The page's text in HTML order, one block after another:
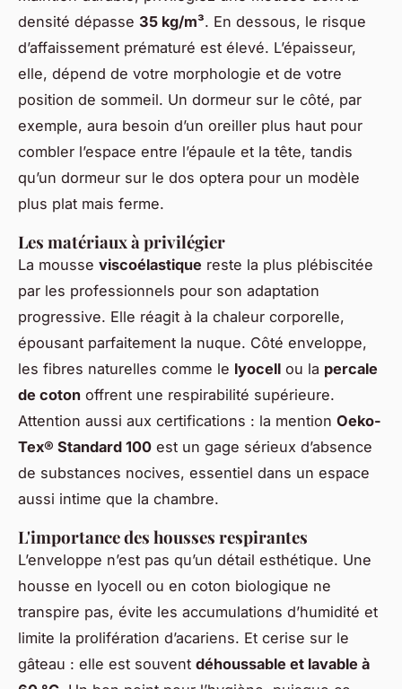
densité dépasse 35 kg/m³. En dessous, le risque
d’affaissement prématuré est élevé. L’épaisseur,
elle, dépend de votre morphologie et de votre
position de sommeil. Un dormeur sur le côté, par
exemple, aura besoin d’un oreiller plus haut pour
combler l’espace entre l’épaule et la tête, tandis
qu’un dormeur sur le dos optera pour un modèle
plus plat mais ferme.
Les matériaux à privilégier
La mousse viscoélastique reste la plus plébiscitée
par les professionnels pour son adaptation
progressive. Elle réagit à la chaleur corporelle,
épousant parfaitement la nuque. Côté enveloppe,
les fibres naturelles comme le lyocell ou la percale
de coton offrent une respirabilité supérieure.
Attention aussi aux certifications : la mention Oeko-
Tex® Standard 100 est un gage sérieux d’absence
de substances nocives, essentiel dans un espace
aussi intime que la chambre.
L'importance des housses respirantes
L’enveloppe n’est pas qu’un détail esthétique. Une
housse en lyocell ou en coton biologique ne
transpire pas, évite les accumulations d’humidité et
limite la prolifération d’acariens. Et cerise sur le
gâteau : elle est souvent déhoussable et lavable à